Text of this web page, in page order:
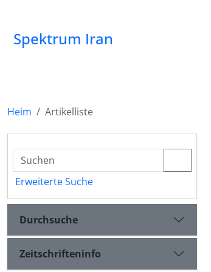
Spektrum Iran
Heim
Artikelliste
Erweiterte Suche
Durchsuche
Zeitschrifteninfo